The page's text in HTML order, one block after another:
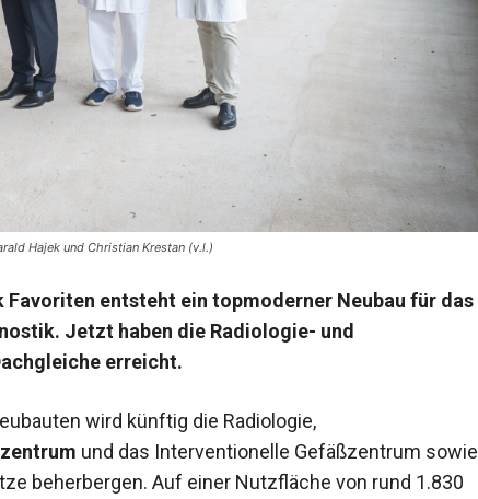
Hajek und Christian Krestan (v.l.)
Favoriten entsteht ein topmoderner Neubau für das
Jetzt haben die Radiologie- und
erreicht.
wird künftig die Radiologie,
und das Interventionelle Gefäßzentrum sowie
beherbergen. Auf einer Nutzfläche von rund 1.830